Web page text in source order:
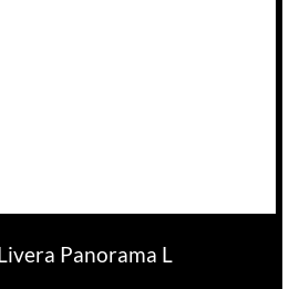
Panorama L